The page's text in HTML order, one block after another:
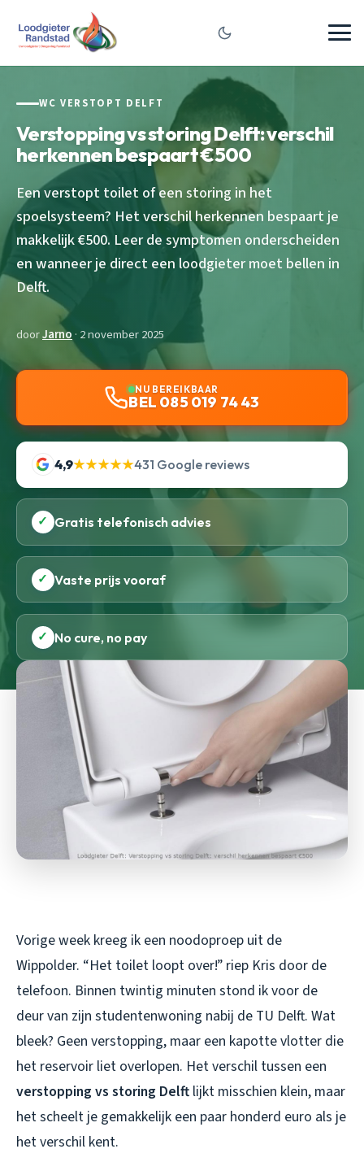
WC VERSTOPT DELFT
Verstopping vs storing Delft: verschil
herkennen bespaart €500
Een verstopt toilet of een storing in het
spoelsysteem? Het verschil herkennen bespaart je
makkelijk €500. Leer de symptomen onderscheiden
en wanneer je direct een loodgieter moet bellen in
Delft.
doorJarno · 2 november 2025
NU BEREIKBAAR
BEL 085 019 74 43
4,9★★★★★431 Google reviews
✓ Gratis telefonisch advies
✓ Vaste prijs vooraf
✓ No cure, no pay
Vorige week kreeg ik een noodoproep uit de
Wippolder. “Het toilet loopt over!” riep Kris door de
telefoon. Binnen twintig minuten stond ik voor de
deur van zijn studentenwoning nabij de TU Delft. Wat
bleek? Geen verstopping, maar een kapotte vlotter die
het reservoir liet overlopen. Het verschil tussen een
verstopping vs storing Delft lijkt misschien klein, maar
het scheelt je gemakkelijk een paar honderd euro als je
het verschil kent.